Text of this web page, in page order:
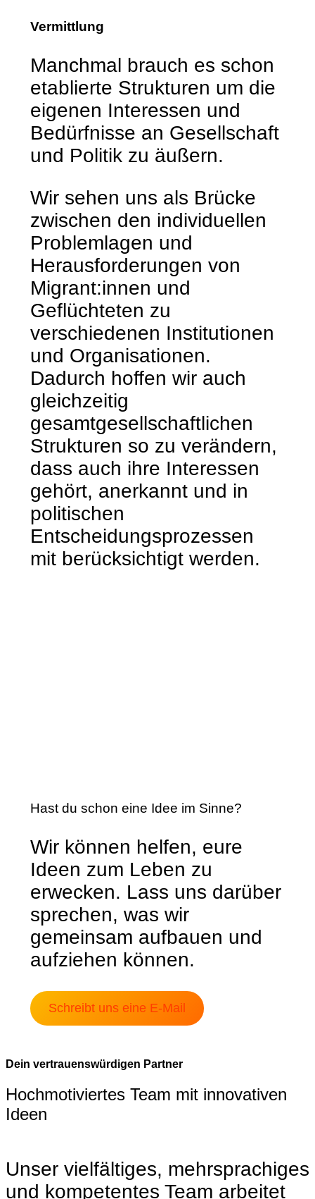
Vermittlung
Manchmal brauch es schon
etablierte Strukturen um die
eigenen Interessen und
Bedürfnisse an Gesellschaft
und Politik zu äußern.
Wir sehen uns als Brücke
zwischen den individuellen
Problemlagen und
Herausforderungen von
Migrant:innen und
Geflüchteten zu
verschiedenen Institutionen
und Organisationen.
Dadurch hoffen wir auch
gleichzeitig
gesamtgesellschaftlichen
Strukturen so zu verändern,
dass auch ihre Interessen
gehört, anerkannt und in
politischen
Entscheidungsprozessen
mit berücksichtigt werden.
Hast du schon eine Idee im Sinne?
Wir können helfen, eure
Ideen zum Leben zu
erwecken. Lass uns darüber
sprechen, was wir
gemeinsam aufbauen und
aufziehen können.
Schreibt uns eine E-Mail
Dein vertrauenswürdigen Partner
Hochmotiviertes Team mit innovativen
Ideen
Unser vielfältiges, mehrsprachiges
und kompetentes Team arbeitet